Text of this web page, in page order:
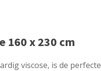
160 x 230 cm
viscose, is de perfecte